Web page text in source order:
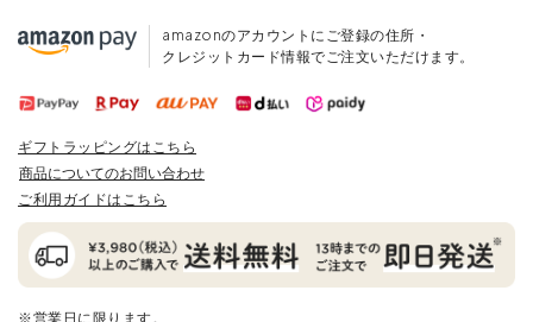
amazonのアカウントにご登録の住所・
クレジットカード情報でご注文いただけます。
ギフトラッピングはこちら
商品についてのお問い合わせ
ご利用ガイドはこちら
※営業日に限ります。